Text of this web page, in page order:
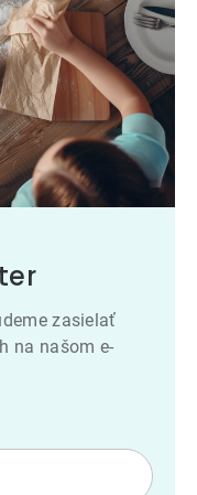
zasielať
na našom e-